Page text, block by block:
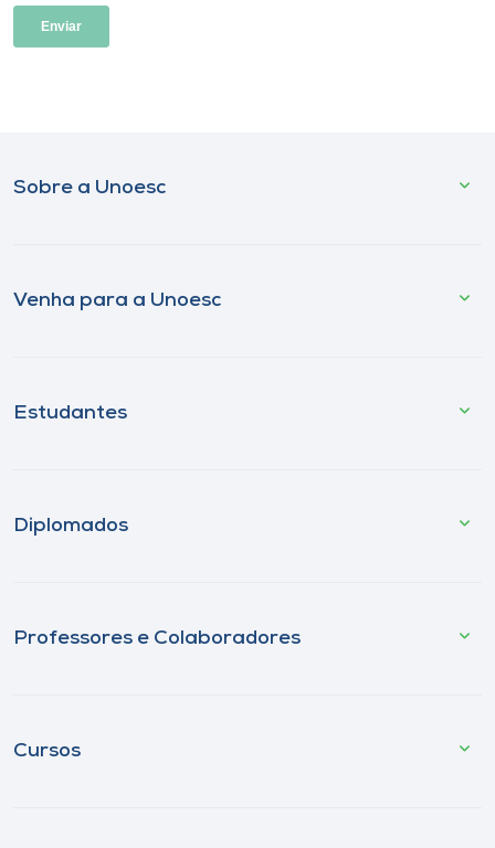
Sobre a Unoesc
Venha para a Unoesc
Estudantes
Diplomados
Professores e Colaboradores
Cursos